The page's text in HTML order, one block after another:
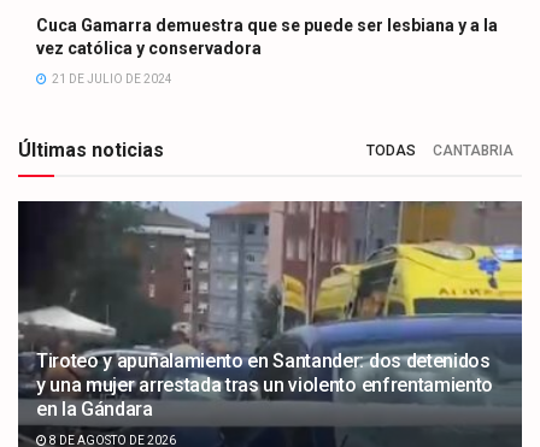
Cuca Gamarra demuestra que se puede ser lesbiana y a la
vez católica y conservadora
21 DE JULIO DE 2024
Últimas noticias TODAS CANTABRIA
Tiroteo y apuñalamiento en Santander: dos detenidos
y una mujer arrestada tras un violento enfrentamiento
en la Gándara
8 DE AGOSTO DE 2026